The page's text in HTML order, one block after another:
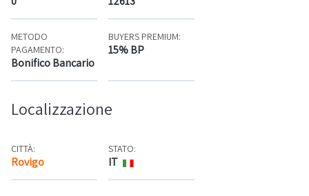
METODO
PAGAMENTO:
Bonifico Bancario
BUYERS PREMIUM:
15% BP
Localizzazione
CITTÀ:
Rovigo Mappa
STATO:
IT